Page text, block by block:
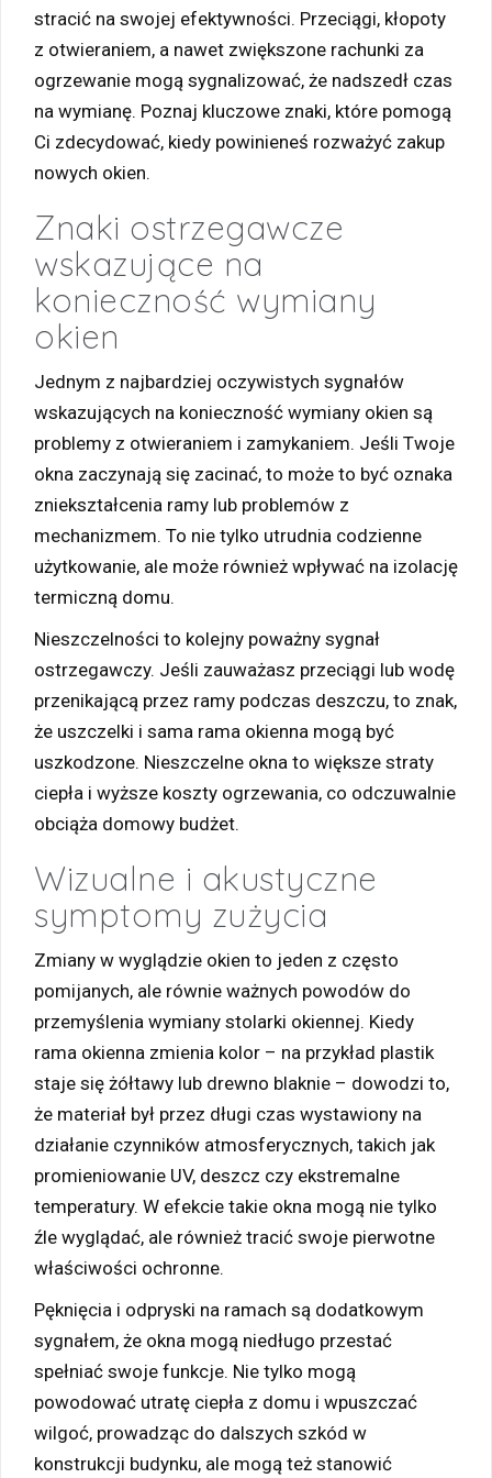
stracić na swojej efektywności. Przeciągi, kłopoty
z otwieraniem, a nawet zwiększone rachunki za
ogrzewanie mogą sygnalizować, że nadszedł czas
na wymianę. Poznaj kluczowe znaki, które pomogą
Ci zdecydować, kiedy powinieneś rozważyć zakup
nowych okien.
Znaki ostrzegawcze
wskazujące na
konieczność wymiany
okien
Jednym z najbardziej oczywistych sygnałów
wskazujących na konieczność wymiany okien są
problemy z otwieraniem i zamykaniem. Jeśli Twoje
okna zaczynają się zacinać, to może to być oznaka
zniekształcenia ramy lub problemów z
mechanizmem. To nie tylko utrudnia codzienne
użytkowanie, ale może również wpływać na izolację
termiczną domu.
Nieszczelności to kolejny poważny sygnał
ostrzegawczy. Jeśli zauważasz przeciągi lub wodę
przenikającą przez ramy podczas deszczu, to znak,
że uszczelki i sama rama okienna mogą być
uszkodzone. Nieszczelne okna to większe straty
ciepła i wyższe koszty ogrzewania, co odczuwalnie
obciąża domowy budżet.
Wizualne i akustyczne
symptomy zużycia
Zmiany w wyglądzie okien to jeden z często
pomijanych, ale równie ważnych powodów do
przemyślenia wymiany stolarki okiennej. Kiedy
rama okienna zmienia kolor – na przykład plastik
staje się żółtawy lub drewno blaknie – dowodzi to,
że materiał był przez długi czas wystawiony na
działanie czynników atmosferycznych, takich jak
promieniowanie UV, deszcz czy ekstremalne
temperatury. W efekcie takie okna mogą nie tylko
źle wyglądać, ale również tracić swoje pierwotne
właściwości ochronne.
Pęknięcia i odpryski na ramach są dodatkowym
sygnałem, że okna mogą niedługo przestać
spełniać swoje funkcje. Nie tylko mogą
powodować utratę ciepła z domu i wpuszczać
wilgoć, prowadząc do dalszych szkód w
konstrukcji budynku, ale mogą też stanowić